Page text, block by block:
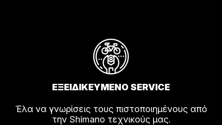
ΕΞΕΙΔΙΚΕΥΜΕΝΟ SERVICE
Έλα να γνωρίσεις τους πιστοποιημένους από
την Shimano τεχνικούς μας.